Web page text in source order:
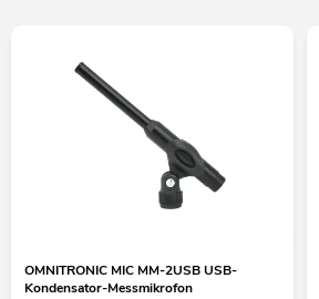
OMNITRONIC MIC MM-2USB USB-
Kondensator-Messmikrofon